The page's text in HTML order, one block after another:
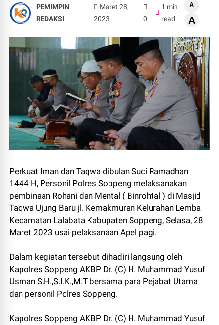
PEMIMPIN
REDAKSI
Maret 28,
2023
0
1 min
read
A
A
Perkuat Iman dan Taqwa dibulan Suci Ramadhan
1444 H, Personil Polres Soppeng melaksanakan
pembinaan Rohani dan Mental ( Binrohtal ) di Masjid
Taqwa Ujung Baru jl. Kemakmuran Kelurahan Lemba
Kecamatan Lalabata Kabupaten Soppeng, Selasa, 28
Maret 2023 usai pelaksanaan Apel pagi.
Dalam kegiatan tersebut dihadiri langsung oleh
Kapolres Soppeng AKBP Dr. (C) H. Muhammad Yusuf
Usman S.H.,S.I.K.,M.T bersama para Pejabat Utama
dan personil Polres Soppeng.
Kapolres Soppeng AKBP Dr. (C) H. Muhammad Yusuf